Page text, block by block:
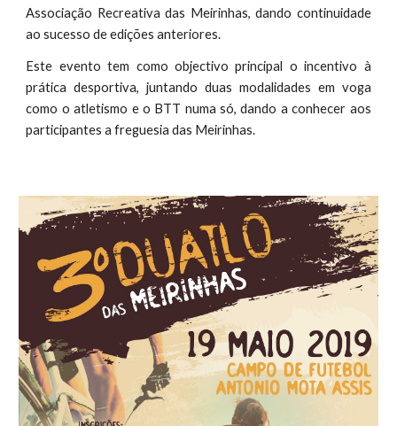
Associação Recreativa das Meirinhas, dando continuidade
ao sucesso de edições anteriores.
Este evento tem como objectivo principal o incentivo à
prática desportiva, juntando duas modalidades em voga
como o atletismo e o BTT numa só, dando a conhecer aos
participantes a freguesia das Meirinhas.